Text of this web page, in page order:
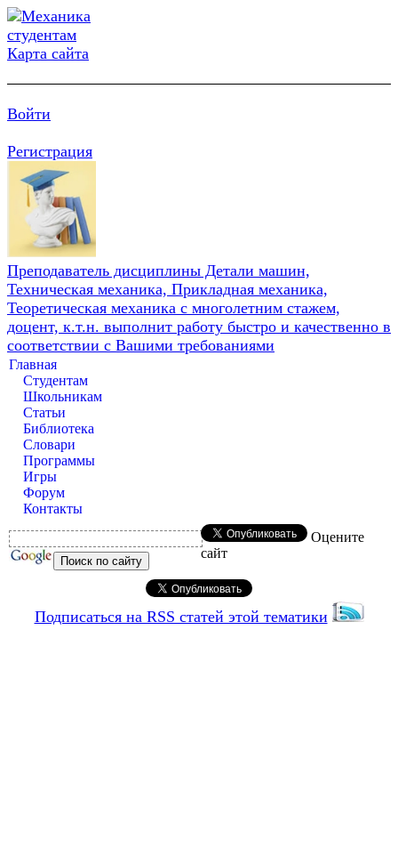
Карта сайта
Войти
Регистрация
Преподаватель дисциплины Детали машин,
Техническая механика, Прикладная механика,
Теоретическая механика с многолетним стажем,
доцент, к.т.н. выполнит работу быстро и качественно в
соответствии с Вашими требованиями
Главная
Студентам
Школьникам
Статьи
Библиотека
Словари
Программы
Игры
Форум
Контакты
Оцените
сайт
Подписаться на RSS статей этой тематики